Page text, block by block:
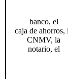
banco, el
caja de ahorros,
CNMV, la
notario, el